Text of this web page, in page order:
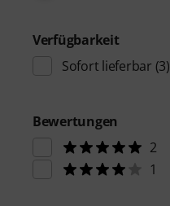
Verfügbarkeit
Sofort lieferbar (3)
Bewertungen
2
1